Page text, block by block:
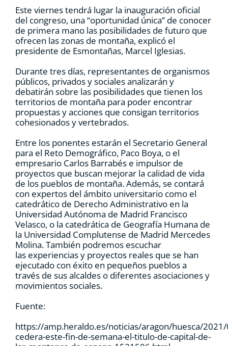
Este viernes tendrá lugar la inauguración oficial
del congreso, una “oportunidad única” de conocer
de primera mano las posibilidades de futuro que
ofrecen las zonas de montaña, explicó el
presidente de Esmontañas, Marcel Iglesias.
Durante tres días, representantes de organismos
públicos, privados y sociales analizarán y
debatirán sobre las posibilidades que tienen los
territorios de montaña para poder encontrar
propuestas y acciones que consigan territorios
cohesionados y vertebrados.
Entre los ponentes estarán el Secretario General
para el Reto Demográfico, Paco Boya, o el
empresario Carlos Barrabés e impulsor de
proyectos que buscan mejorar la calidad de vida
de los pueblos de montaña. Además, se contará
con expertos del ámbito universitario como el
catedrático de Derecho Administrativo en la
Universidad Autónoma de Madrid Francisco
Velasco, o la catedrática de Geografía Humana de
la Universidad Complutense de Madrid Mercedes
Molina. También podremos escuchar
las experiencias y proyectos reales que se han
ejecutado con éxito en pequeños pueblos a
través de sus alcaldes o diferentes asociaciones y
movimientos sociales.
Fuente:
https://amp.heraldo.es/noticias/aragon/huesca/
cedera-este-fin-de-semana-el-titulo-de-capital-de-